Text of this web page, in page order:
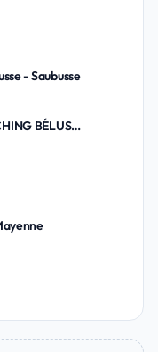
- Saubusse
BÉLUS